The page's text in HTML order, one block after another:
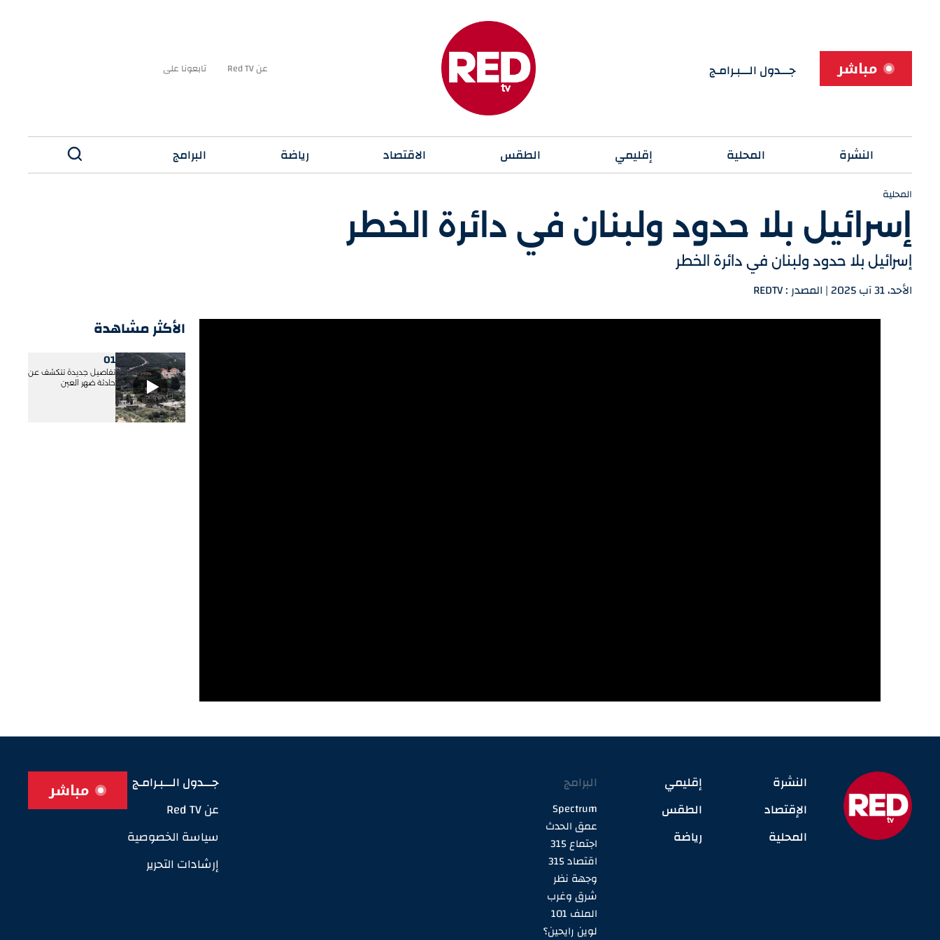
مباشر جـــدول الـــبـرامـج عن Red TV تابعونا على
النشرة المحلية إقليمي الطقس الاقتصاد رياضة البرامج
المحلية
إسرائيل بلا حدود ولبنان في دائرة الخطر
إسرائيل بلا حدود ولبنان في دائرة الخطر
الأحد، 31 آب 2025 | المصدر : REDTV
الأكثر مشاهدة
01
تفاصيل جديدة تتكشف عن
حادثة ضهر العين
النشرة
الإقتصاد
المحلية
إقليمي
الطقس
رياضة
البرامج
Spectrum
عمق الحدث
اجتماع 315
اقتصاد 315
وجهة نظر
شرق وغرب
الملف 101
لوين رايحين؟
جـــدول الـــبـرامـج
عن Red TV
سياسة الخصوصية
إرشادات التحرير
مباشر